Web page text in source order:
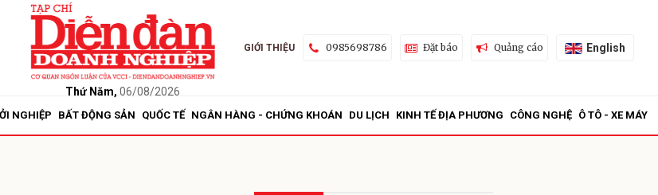
Thứ Năm, 06/08/2026
GIỚI THIỆU 0985698786 Đặt báo Quảng cáo English
NGHIỆP BẤT ĐỘNG SẢN QUỐC TẾ NGÂN HÀNG - CHỨNG KHOÁN DU LỊCH KINH TẾ ĐỊA PHƯƠNG CÔNG NGHỆ Ô TÔ - XE MÁY